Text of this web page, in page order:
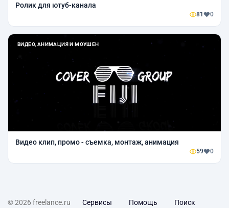
Ролик для ютуб-канала
81 0
ВИДЕО, АНИМАЦИЯ И МОУШЕН
Видео клип, промо - съемка, монтаж, анимация
59 0
© 2026 freelance.ru Сервисы Помощь Поиск